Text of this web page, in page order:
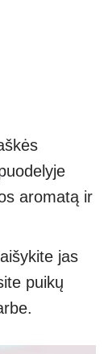
aromatą ir
jas
puikų